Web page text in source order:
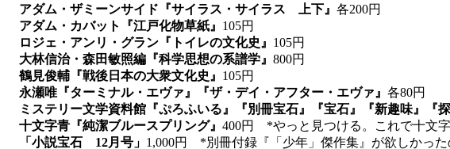
アダム・ザミーンサイド『サイラス・サイラス 上下』 各200円
アダム・カバット『江戸化物草紙』 105円
ロジェ・アンリ・グラン『トイレの文化史』 105円
大林信治・森田敏照編『科学思想の系譜学』 800円
鶴見俊輔『戦後日本の大衆文化史』 105円
永瀬唯『ターミナル・エヴァ』『ザ・デイ・アフター・エヴァ』 各80円
ミステリー文学資料館『ぷろふいる』『別冊宝石』『宝石』『新趣味』『
十文字青『純潔ブルースプリング』 400円 *やっと見つける。これで十文字
「小説宝石 12月号」 1,000円 *別冊付録『「少年」傑作集』が欲しかった